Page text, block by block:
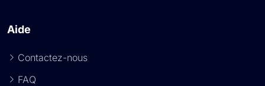
Aide
Contactez-nous
FAQ